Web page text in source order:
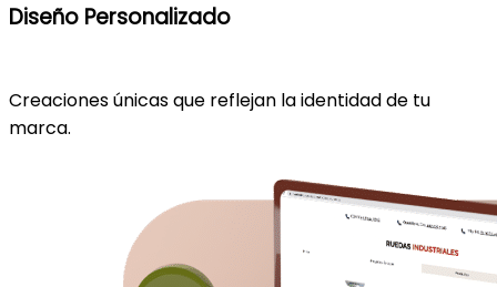
Diseño Personalizado
Creaciones únicas que reflejan la identidad de tu
marca.